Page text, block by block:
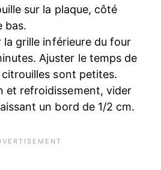
sur la plaque, côté
bas.
la grille inférieure du four
Ajuster le temps de
citrouilles sont petites.
et refroidissement, vider
un bord de 1/2 cm.